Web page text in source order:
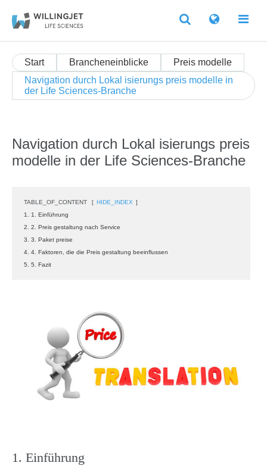
Start Brancheneinblicke
Preis modelle
Navigation durch Lokal isierungs preis modelle in
der Life Sciences-Branche
Navigation durch Lokal isierungs preis
modelle in der Life Sciences-Branche
TABLE_OF_CONTENT [ HIDE_INDEX ]
1. 1. Einführung
2. 2. Preis gestaltung nach Service
3. 3. Paket preise
4. 4. Faktoren, die die Preis gestaltung beeinflussen
5. 5. Fazit
1. Einführung